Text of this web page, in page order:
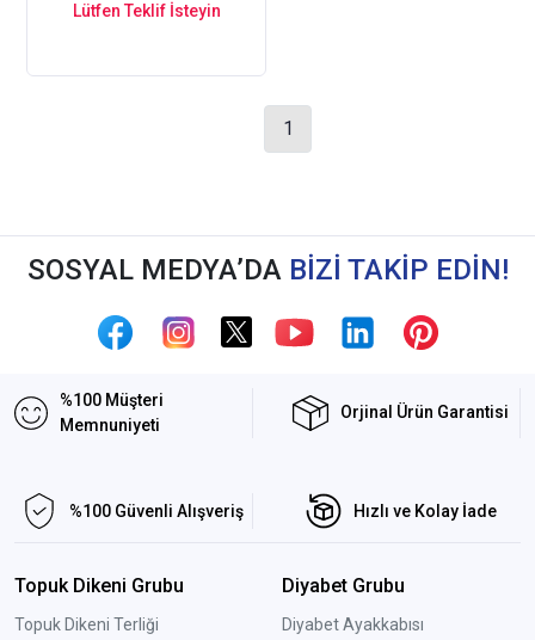
Lütfen Teklif İsteyin
1
SOSYAL MEDYA’DA BİZİ TAKİP EDİN!
%100 Müşteri
Memnuniyeti
Orjinal Ürün Garantisi
%100 Güvenli Alışveriş Hızlı ve Kolay İade
Topuk Dikeni Grubu
Topuk Dikeni Terliği
Diyabet Grubu
Diyabet Ayakkabısı